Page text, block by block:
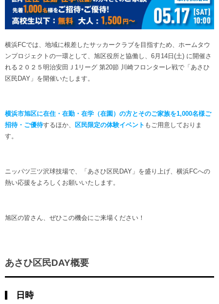
ゲームスチュワード
フェニックスクラブ
サッカースクール
チアスクール
横浜FCでは、地域に根差したサッカークラブを目指すため、ホームタウ
ンプロジェクトの一環として、旭区役所と協働し、6月14日(土) に開催さ
れる２０２５明治安田Ｊ1リーグ 第20節 川崎フロンターレ戦で「あさひ
区民DAY」を開催いたします。
横浜市旭区に在住・在勤・在学（在園）の方とそのご家族を1,000名様ご
招待・ご優待するほか、 区民限定の体験イベント もご用意しておりま
す。
ニッパツ三ツ沢球技場で、「あさひ区民DAY」を盛り上げ、横浜FCへの
熱い応援をよろしくお願いいたします。
旭区の皆さん、ぜひこの機会にご来場ください！
あさひ区民DAY概要
日時